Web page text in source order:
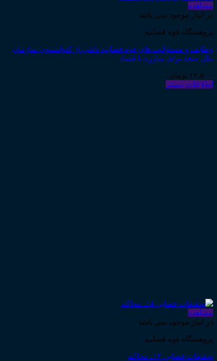
مشاهده
در انبار موجود نمی باشد
پژوهشگاه قوه قضاییه
وظایف و مسئولیت های قوه قضاییه ناشی از کنوانسیون سازمان
ملل متحد برای مبارزه با فساد
۱۲,۵۰۰ تومان
اطلاعات بیشتر
مشاهده
در انبار موجود نمی باشد
پژوهشگاه قوه قضاییه
تحقیقات قضایی ۱۴ـ محاکم